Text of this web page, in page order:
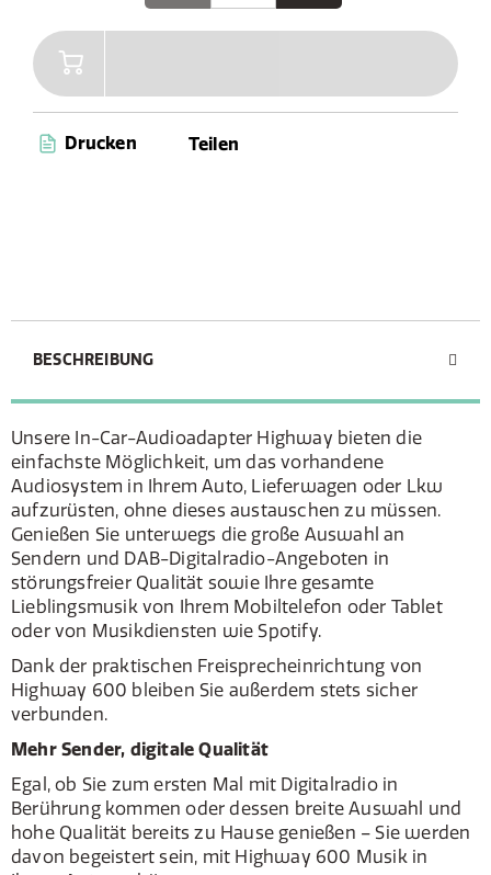
Drucken Teilen
BESCHREIBUNG
Unsere In-Car-Audioadapter Highway bieten die
einfachste Möglichkeit, um das vorhandene
Audiosystem in Ihrem Auto, Lieferwagen oder Lkw
aufzurüsten, ohne dieses austauschen zu müssen.
Genießen Sie unterwegs die große Auswahl an
Sendern und DAB-Digitalradio-Angeboten in
störungsfreier Qualität sowie Ihre gesamte
Lieblingsmusik von Ihrem Mobiltelefon oder Tablet
oder von Musikdiensten wie Spotify.
Dank der praktischen Freisprecheinrichtung von
Highway 600 bleiben Sie außerdem stets sicher
verbunden.
Mehr Sender, digitale Qualität
Egal, ob Sie zum ersten Mal mit Digitalradio in
Berührung kommen oder dessen breite Auswahl und
hohe Qualität bereits zu Hause genießen – Sie werden
davon begeistert sein, mit Highway 600 Musik in